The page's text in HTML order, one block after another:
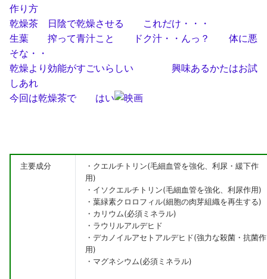
作り方
乾燥茶 日陰で乾燥させる これだけ・・・
生葉 搾って青汁こと ドク汁・・んっ？ 体に悪
そな・・
乾燥より効能がすごいらしい 興味あるかたはお試
しあれ
今回は乾燥茶で はい
主要成分
・クエルチトリン(毛細血管を強化、利尿・緩下作
用)
・イソクエルチトリン(毛細血管を強化、利尿作用)
・葉緑素クロロフィル(細胞の肉芽組織を再生する)
・カリウム(必須ミネラル)
・ラウリルアルデヒド
・デカノイルアセトアルデヒド(強力な殺菌・抗菌作
用)
・マグネシウム(必須ミネラル)